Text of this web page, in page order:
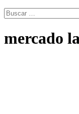
Buscar:
mercado